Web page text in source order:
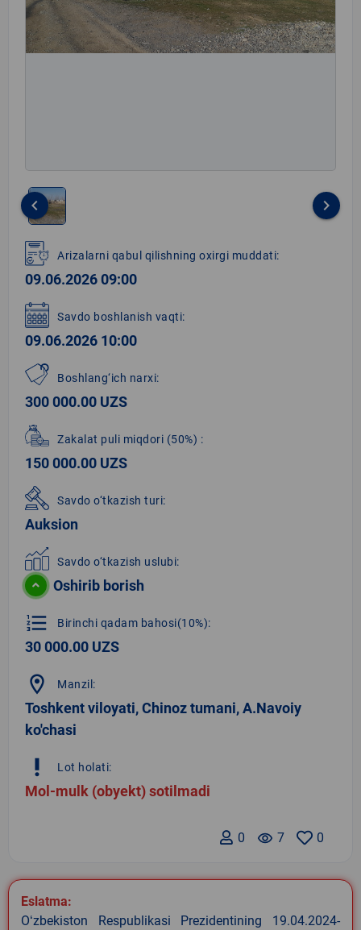
1
of
1
keyboard_arrow_left keyboard_arrow_right
Arizalarni qabul qilishning oxirgi muddati:
09.06.2026 09:00
Savdo boshlanish vaqti:
09.06.2026 10:00
Boshlang‘ich narxi:
300 000.00 UZS
Zakalat puli miqdori (50%) :
150 000.00 UZS
Savdo o‘tkazish turi:
Auksion
Savdo o‘tkazish uslubi:
Oshirib borish
format_list_numbered Birinchi qadam bahosi(10%):
30 000.00 UZS
location_on Manzil:
Toshkent viloyati, Chinoz tumani, A.Navoiy
ko'chasi
priority_high Lot holati:
Mol-mulk (obyekt) sotilmadi
0
remove_red_eye 7
0
Eslatma:
Oʻzbekiston Respublikasi Prezidentining 19.04.2024-